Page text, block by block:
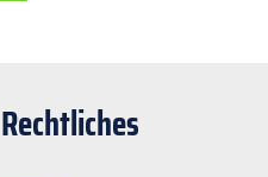
Rechtliches